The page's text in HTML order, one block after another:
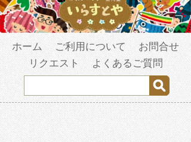
ホーム ご利用について
お問合せ
リクエスト
よくあるご質問